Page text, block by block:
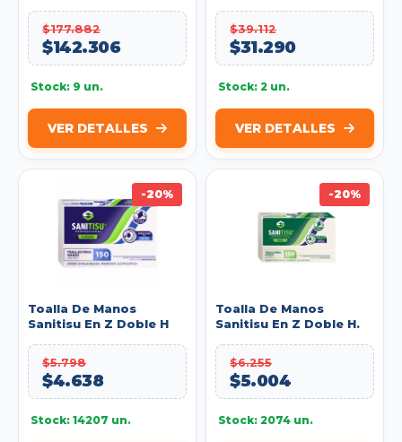
$177.882
$142.306
Stock: 9 un.
VER DETALLES
70081
$39.112
$31.290
Stock: 2 un.
VER DETALLES
-20%
Toalla De Manos
Sanitisu En Z Doble H
$5.798
$4.638
Stock: 14207 un.
-20%
Toalla De Manos
Sanitisu En Z Doble H.
70094
$6.255
$5.004
Stock: 2074 un.